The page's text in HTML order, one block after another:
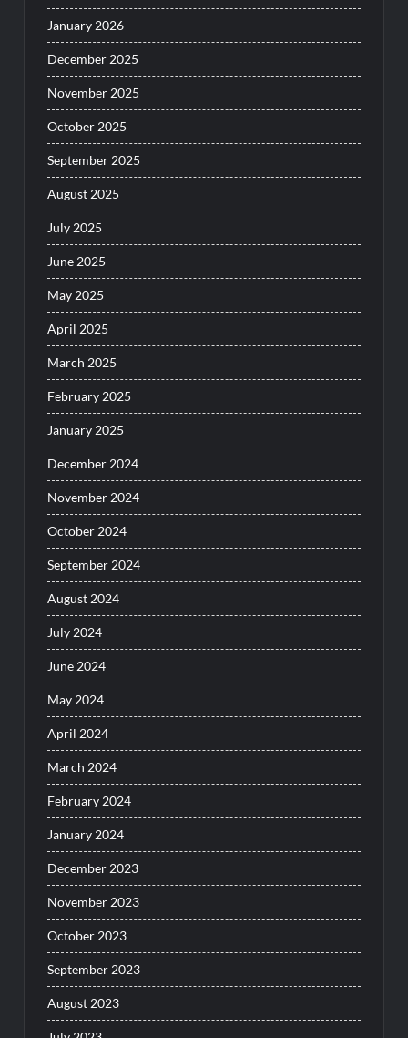
January 2026
December 2025
November 2025
October 2025
September 2025
August 2025
July 2025
June 2025
May 2025
April 2025
March 2025
February 2025
January 2025
December 2024
November 2024
October 2024
September 2024
August 2024
July 2024
June 2024
May 2024
April 2024
March 2024
February 2024
January 2024
December 2023
November 2023
October 2023
September 2023
August 2023